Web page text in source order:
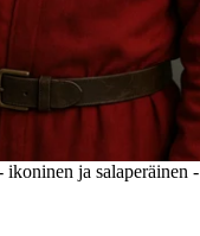
ikoninen ja salaperäinen -